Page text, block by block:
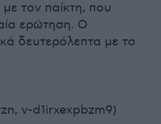
τον παίκτη, που
ερώτηση. Ο
δευτερόλεπτα με το
v-d1irxexpbzm9)